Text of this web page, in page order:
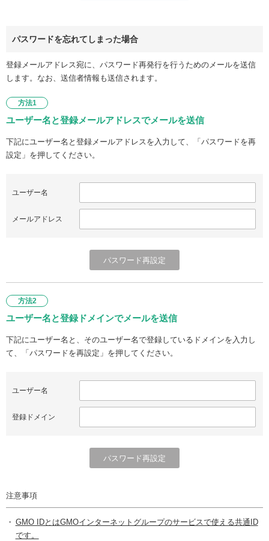
パスワードを忘れてしまった場合
登録メールアドレス宛に、パスワード再発行を行うためのメールを送信
します。なお、送信者情報も送信されます。
方法1
ユーザー名と登録メールアドレスでメールを送信
下記にユーザー名と登録メールアドレスを入力して、「パスワードを再
設定」を押してください。
ユーザー名
メールアドレス
方法2
ユーザー名と登録ドメインでメールを送信
下記にユーザー名と、そのユーザー名で登録しているドメインを入力し
て、「パスワードを再設定」を押してください。
ユーザー名
登録ドメイン
注意事項
GMO IDとはGMOインターネットグループのサービスで使える共通ID
です。